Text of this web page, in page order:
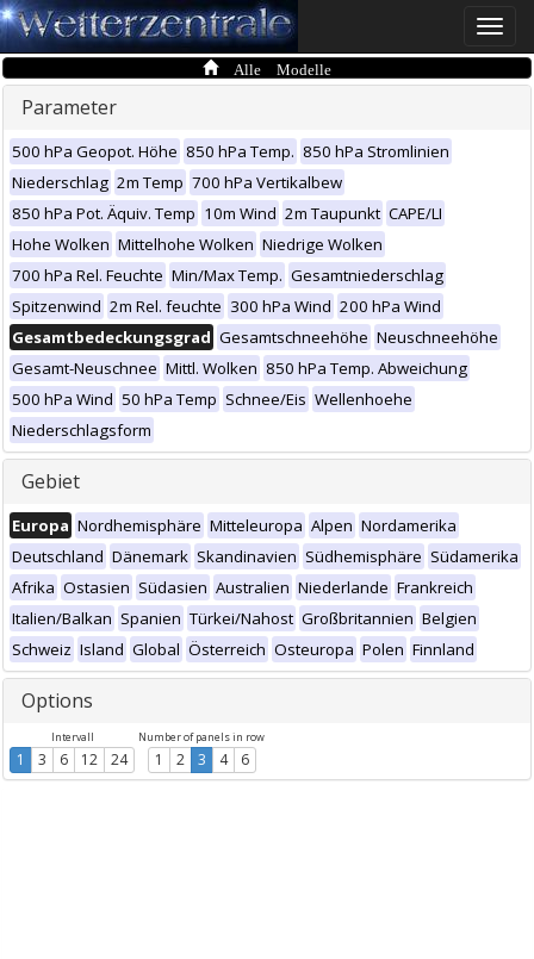
Toggle
Alle Modelle
Parameter
500 hPa Geopot. Höhe 850 hPa Temp. 850 hPa Stromlinien
Niederschlag 2m Temp 700 hPa Vertikalbew
850 hPa Pot. Äquiv. Temp 10m Wind 2m Taupunkt CAPE/LI
Hohe Wolken Mittelhohe Wolken Niedrige Wolken
700 hPa Rel. Feuchte Min/Max Temp. Gesamtniederschlag
Spitzenwind 2m Rel. feuchte 300 hPa Wind 200 hPa Wind
Gesamtbedeckungsgrad Gesamtschneehöhe Neuschneehöhe
Gesamt-Neuschnee Mittl. Wolken 850 hPa Temp. Abweichung
500 hPa Wind 50 hPa Temp Schnee/Eis Wellenhoehe
Niederschlagsform
Gebiet
Europa Nordhemisphäre Mitteleuropa Alpen Nordamerika
Deutschland Dänemark Skandinavien Südhemisphäre Südamerika
Afrika Ostasien Südasien Australien Niederlande Frankreich
Italien/Balkan Spanien Türkei/Nahost Großbritannien Belgien
Schweiz Island Global Österreich Osteuropa Polen Finnland
Options
Intervall
1 3 6 12 24
Number of panels in row
1 2 3 4 6